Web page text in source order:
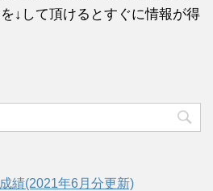
↓して頂けるとすぐに情報が得
績(2021年6月分更新)